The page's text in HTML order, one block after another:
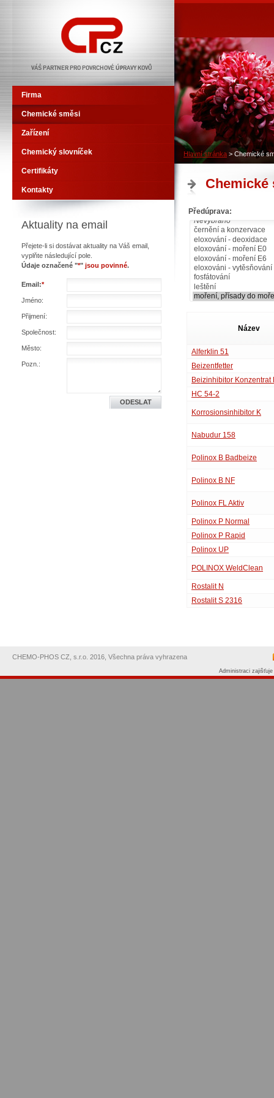
Chemické
Hlavní stránka > Chemické
Předúprava:
Název
Alferklin 51
Beizentfetter
Beizinhibitor Konzentrat
HC 54-2
Korrosionsinhibitor K
Nabudur 158
Polinox B Badbeize
Polinox B NF
Polinox FL Aktiv
Polinox P Normal
Polinox P Rapid
Polinox UP
POLINOX WeldClean
Rostalit N
Rostalit S 2316
Firma
Chemické směsi
Zařízení
Chemický slovníček
Certifikáty
Kontakty
Aktuality na email
Přejete-li si dostávat aktuality na Váš email,
vyplňte následující pole.
Údaje označené "*" jsou povinné.
Email:*
Jméno:
Přijmení:
Společnost:
Město:
Pozn.:
CHEMO-PHOS CZ, s.r.o. 2016, Všechna práva vyhrazena
Administraci zajišťuje